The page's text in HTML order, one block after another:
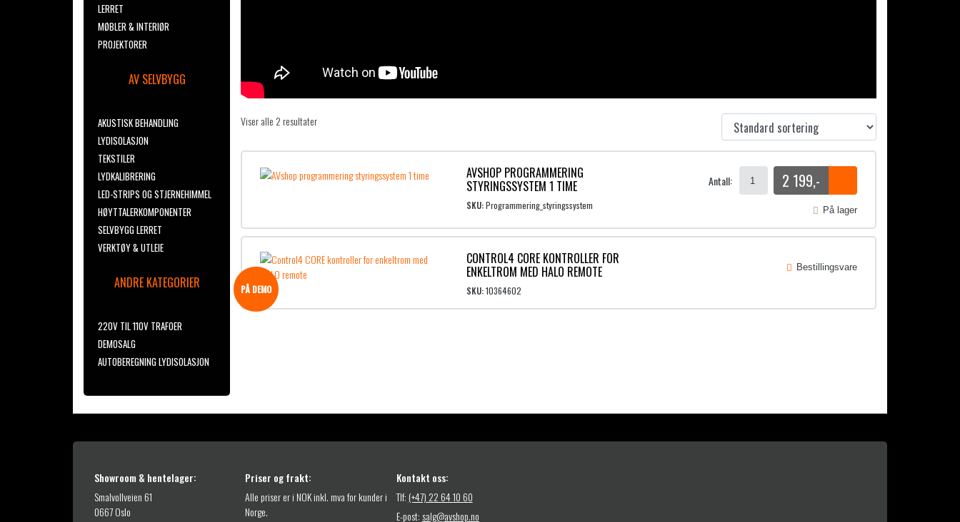
LERRET
MØBLER & INTERIØR
PROJEKTORER
AV SELVBYGG
AKUSTISK BEHANDLING
LYDISOLASJON
TEKSTILER
LYDKALIBRERING
LED-STRIPS OG STJERNEHIMMEL
HØYTTALERKOMPONENTER
SELVBYGG LERRET
VERKTØY & UTLEIE
ANDRE KATEGORIER
220V TIL 110V TRAFOER
DEMOSALG
AUTOBEREGNING LYDISOLASJON
Viser alle 2 resultater
AVSHOP PROGRAMMERING
STYRINGSSYSTEM 1 TIME
SKU:Programmering_styringssystem
Antall: 2 199,-
På lager
PÅ DEMO
CONTROL4 CORE KONTROLLER FOR
ENKELTROM MED HALO REMOTE
SKU:10364602
Bestillingsvare
Showroom & hentelager:
Smalvollveien 61
0667 Oslo
Priser og frakt:
Alle priser er i NOK inkl. mva for kunder i
Norge.
Kontakt oss:
Tlf: (+47) 22 64 10 60
E-post: salg@avshop.no